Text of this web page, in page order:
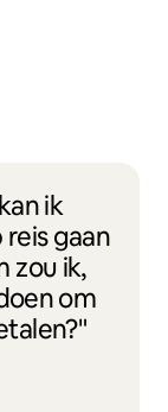
ik
gaan
zou ik,
om